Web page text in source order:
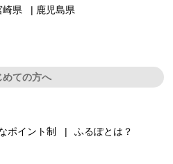
崎県 鹿児島県
めての方へ
ポイント制 ふるぽとは？